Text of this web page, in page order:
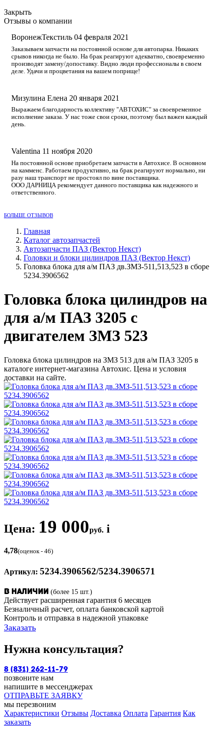
Закрыть
Отзывы о компании
ВоронежТекстиль 04 февраля 2021
Заказываем запчасти на постоянной основе для автопарка. Никаких
срывов никогда не было. На брак реагируют адекватно, своевременно
производят замену/допоставку. Видно люди профессионалы в своем
деле. Удачи и процветания на вашем поприще!
Мизулина Елена 20 января 2021
Выражаем благодарность коллективу "АВТОХИС" за своевременное
исполнение заказа. У нас тоже свои сроки, поэтому был важен каждый
день.
Valentina 11 ноября 2020
На постоянной основе приобретаем запчасти в Автохисе. В основном
на камменс. Работаем продуктивно, на брак реагируют нормально, ни
разу наш транспорт не простоял по вине поставщика.
ООО ДАРНИЦА рекомендует данного поставщика как надежного и
ответственного.
БОЛЬШЕ ОТЗЫВОВ
Главная
Каталог автозапчастей
Автозапчасти ПАЗ (Вектор Некст)
Головки и блоки цилиндров ПАЗ (Вектор Некст)
Головка блока для а/м ПАЗ дв.ЗМЗ-511,513,523 в сборе
5234.3906562
Головка блока цилиндров на
для а/м ПАЗ 3205 с
двигателем ЗМЗ 523
Головка блока цилиндров на ЗМЗ 513 для а/м ПАЗ 3205 в
каталоге интернет-магазина Автохис. Цена и условия
доставки на сайте.
Цена: 19 000руб. i
4,78(оценок - 46)
Артикул: 5234.3906562/5234.3906571
В наличии (более 15 шт.)
Действует расширенная гарантия 6 месяцев
Безналичный расчет, оплата банковской картой
Контроль и отправка в надежной упаковке
Заказать
Нужна консультация?
8 (831) 262-11-79
позвоните нам
напишите в мессенджерах
ОТПРАВЬТЕ ЗАЯВКУ
мы перезвоним
Характеристики Отзывы Доставка Оплата Гарантия Как
заказать